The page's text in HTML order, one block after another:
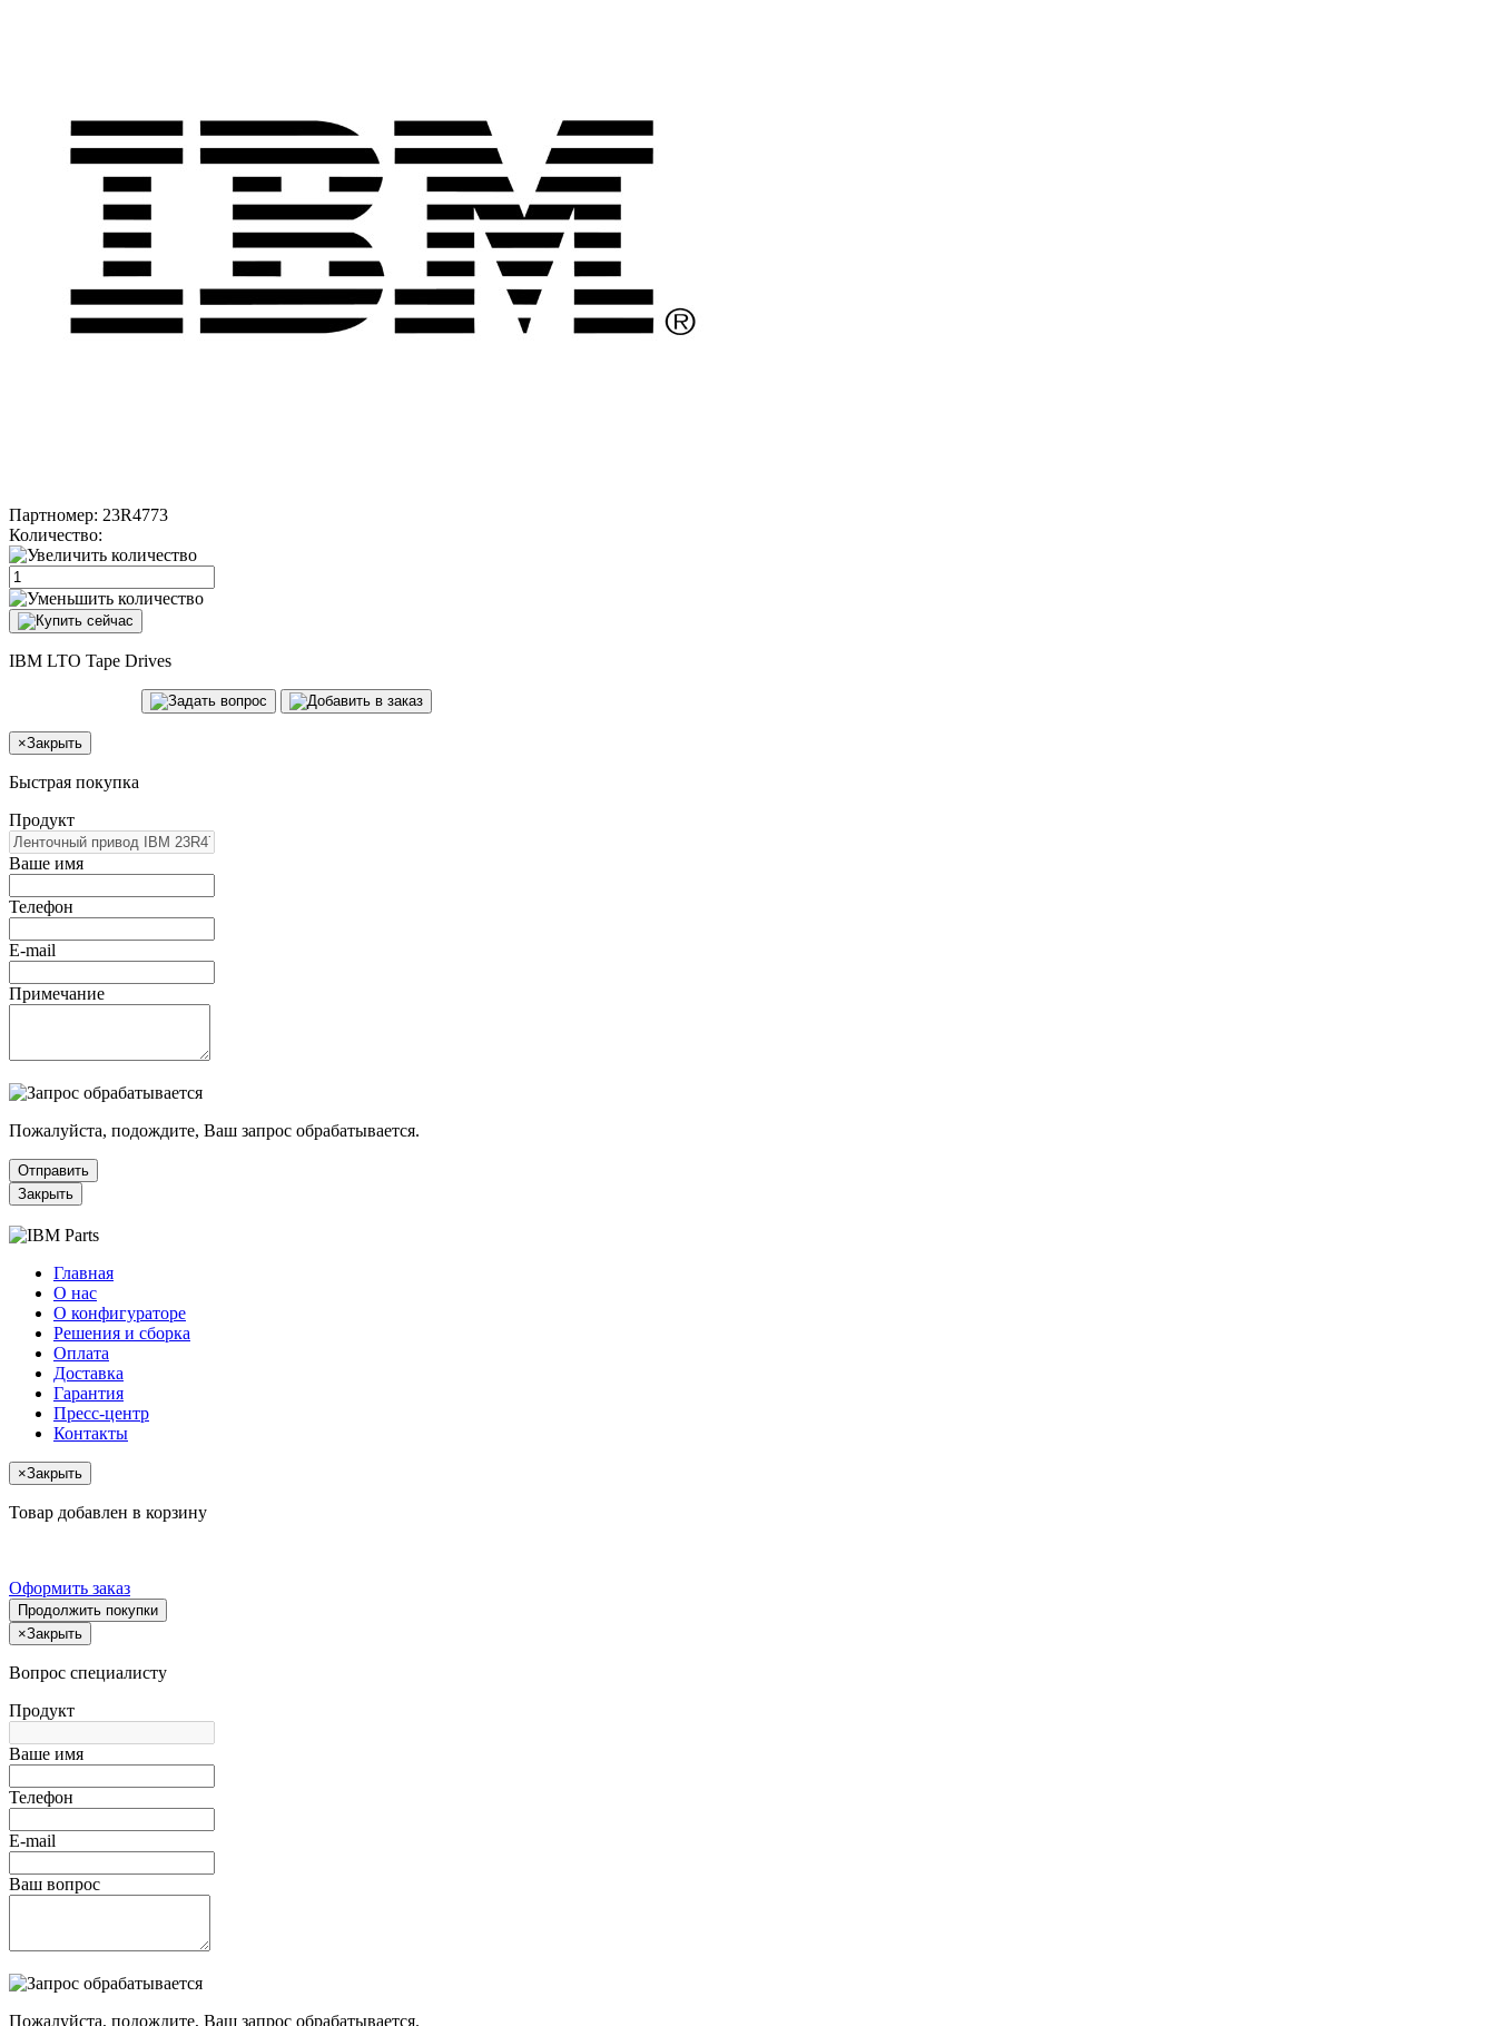
Партномер: 23R4773
Количество:
IBM LTO Tape Drives
×Закрыть
Быстрая покупка
Продукт
Ваше имя
Телефон
E-mail
Примечание
Пожалуйста, подождите, Ваш запрос обрабатывается.
Отправить
Закрыть
Главная
О нас
О конфигураторе
Решения и сборка
Оплата
Доставка
Гарантия
Пресс-центр
Контакты
×Закрыть
Товар добавлен в корзину
Оформить заказ
Продолжить покупки
×Закрыть
Вопрос специалисту
Продукт
Ваше имя
Телефон
E-mail
Ваш вопрос
Пожалуйста, подождите, Ваш запрос обрабатывается.